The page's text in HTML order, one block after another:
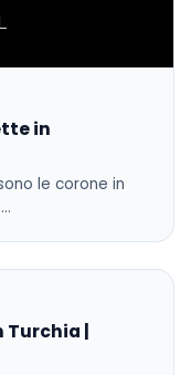
in
le corone in
|